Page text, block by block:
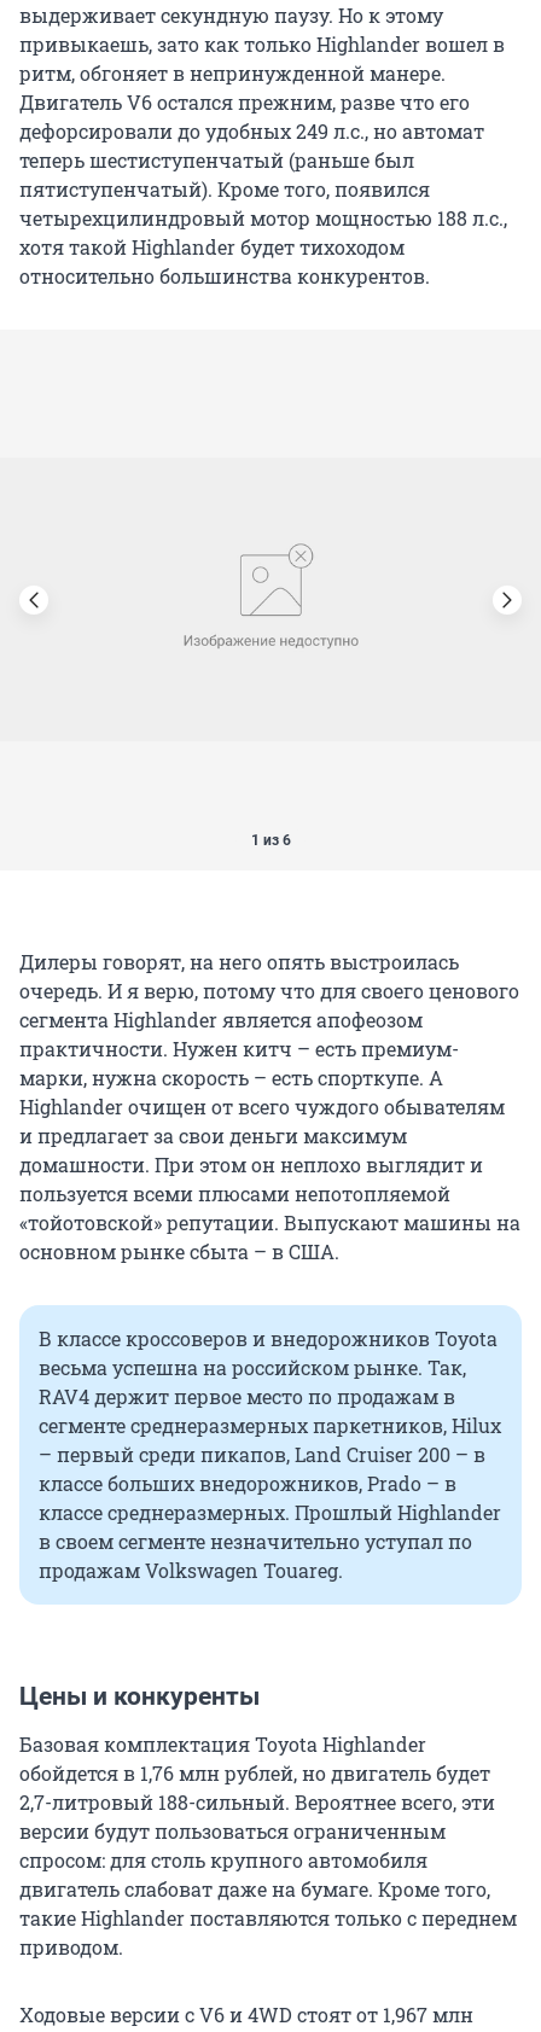
выдерживает секундную паузу. Но к этому
привыкаешь, зато как только Highlander вошел в
ритм, обгоняет в непринужденной манере.
Двигатель V6 остался прежним, разве что его
дефорсировали до удобных 249 л.с., но автомат
теперь шестиступенчатый (раньше был
пятиступенчатый). Кроме того, появился
четырехцилиндровый мотор мощностью 188 л.с.,
хотя такой Highlander будет тихоходом
относительно большинства конкурентов.
1 из 6
Дилеры говорят, на него опять выстроилась
очередь. И я верю, потому что для своего ценового
сегмента Highlander является апофеозом
практичности. Нужен китч – есть премиум-
марки, нужна скорость – есть спорткупе. А
Highlander очищен от всего чуждого обывателям
и предлагает за свои деньги максимум
домашности. При этом он неплохо выглядит и
пользуется всеми плюсами непотопляемой
«тойотовской» репутации. Выпускают машины на
основном рынке сбыта – в США.
В классе кроссоверов и внедорожников Toyota
весьма успешна на российском рынке. Так,
RAV4 держит первое место по продажам в
сегменте среднеразмерных паркетников, Hilux
– первый среди пикапов, Land Cruiser 200 – в
классе больших внедорожников, Prado – в
классе среднеразмерных. Прошлый Highlander
в своем сегменте незначительно уступал по
продажам Volkswagen Touareg.
Цены и конкуренты
Базовая комплектация Toyota Highlander
обойдется в 1,76 млн рублей, но двигатель будет
2,7-литровый 188-сильный. Вероятнее всего, эти
версии будут пользоваться ограниченным
спросом: для столь крупного автомобиля
двигатель слабоват даже на бумаге. Кроме того,
такие Highlander поставляются только с переднем
приводом.
Ходовые версии с V6 и 4WD стоят от 1,967 млн